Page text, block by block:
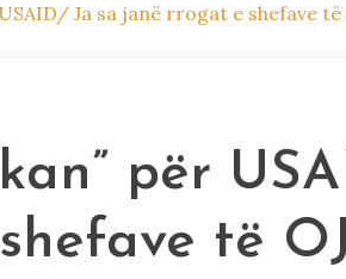
Ja sa janë rrogat e shefave
për
të